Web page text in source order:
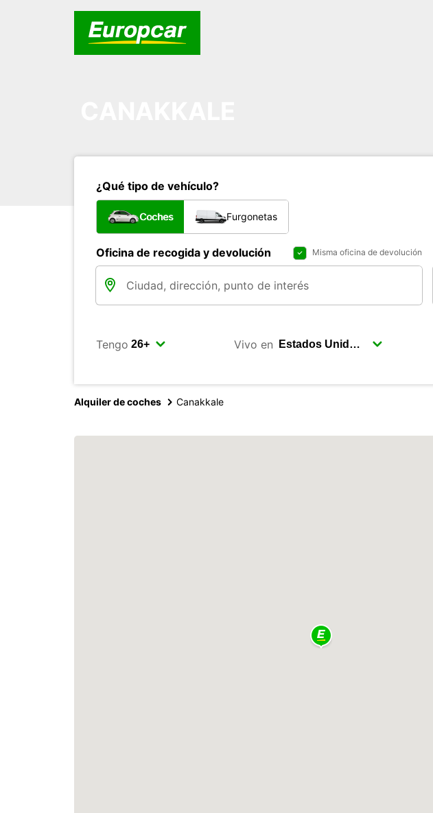
¿Qué tipo de vehículo?
Coches Furgonetas
Oficina de recogida y devolución Misma oficina de devolución
Tengo Vivo en
Alquiler de coches Canakkale